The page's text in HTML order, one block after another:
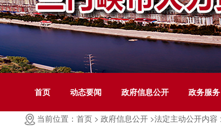
首页 动态要闻 政府信息公开 政务服务
当前位置：首页 > 政府信息公开 >法定主动公开内容